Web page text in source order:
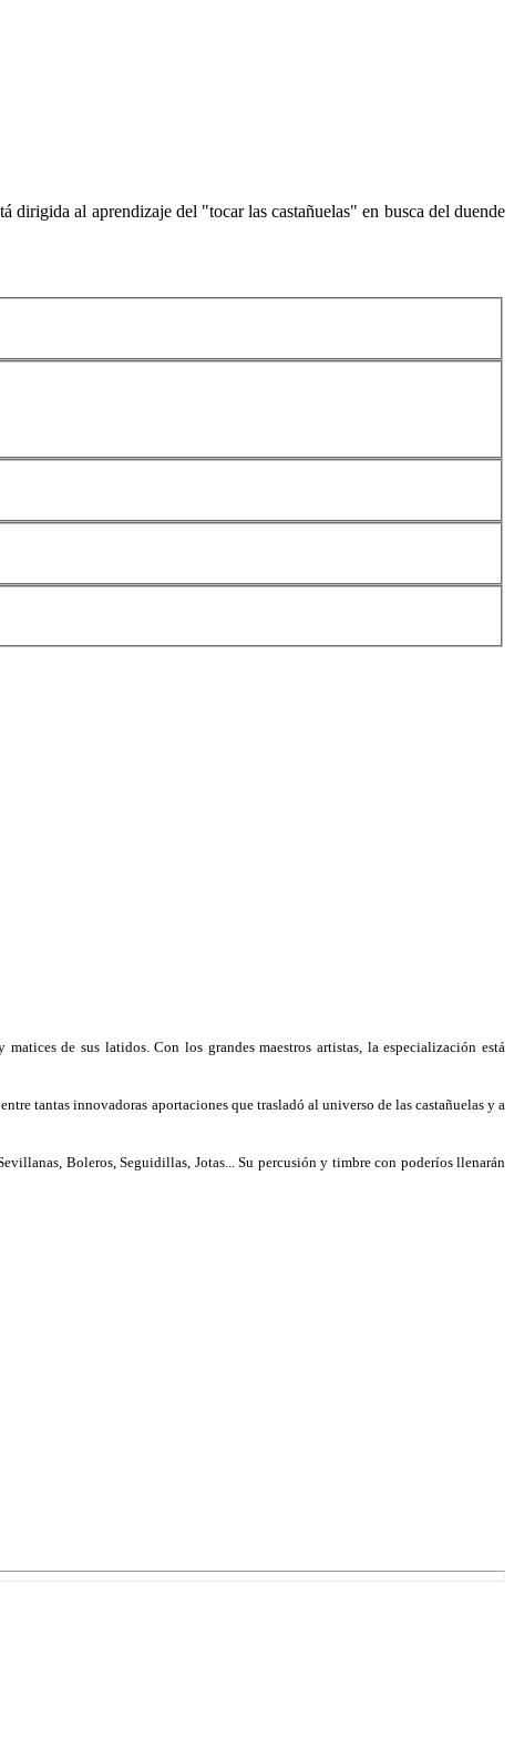
al aprendizaje del "tocar las castañuelas" en busca del duende
de sus latidos. Con los grandes maestros artistas, la especialización está
tantas innovadoras aportaciones que trasladó al universo de las castañuelas y a
Boleros, Seguidillas, Jotas... Su percusión y timbre con poderíos llenarán